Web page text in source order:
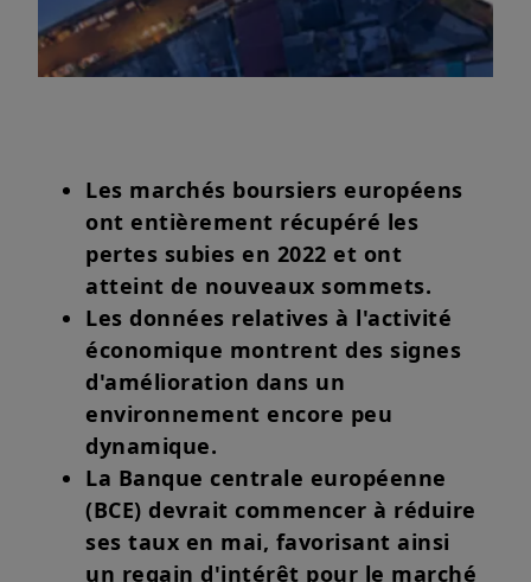
Les marchés boursiers européens
ont entièrement récupéré les
pertes subies en 2022 et ont
atteint de nouveaux sommets.
Les données relatives à l'activité
économique montrent des signes
d'amélioration dans un
environnement encore peu
dynamique.
La Banque centrale européenne
(BCE) devrait commencer à réduire
ses taux en mai, favorisant ainsi
un regain d'intérêt pour le marché